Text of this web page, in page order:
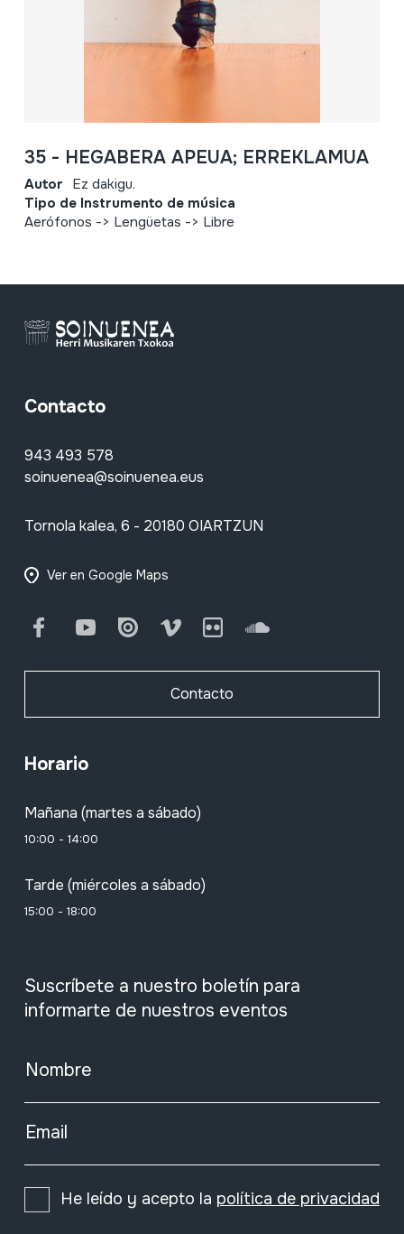
35 - HEGABERA APEUA; ERREKLAMUA
Autor Ez dakigu.
Tipo de Instrumento de música
Aerófonos -> Lengüetas -> Libre
Contacto
943 493 578
soinuenea@soinuenea.eus
Tornola kalea, 6 - 20180 OIARTZUN
Ver en Google Maps
FacebookYoutube Issuu Vimeo Flickr SoundCloud
Contacto
Horario
Mañana (martes a sábado)
10:00 - 14:00
Tarde (miércoles a sábado)
15:00 - 18:00
Suscríbete a nuestro boletín para
informarte de nuestros eventos
Nombre
Email
He leído y acepto la política de privacidad